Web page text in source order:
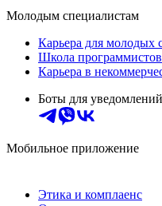
Молодым специалистам
Карьера для молодых
Школа программистов
Карьера в
Боты для уведомлений
Мобильное приложение
Этика и комплаенс